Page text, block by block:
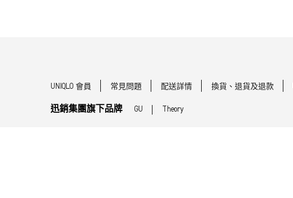
UNIQLO 會員 常見問題 配送詳情 換貨、退貨及退款
迅銷集團旗下品牌 GU Theory